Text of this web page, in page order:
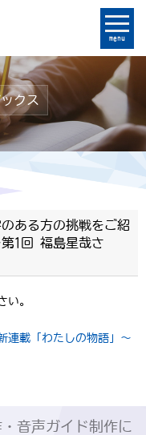
menu
クス
ある方の挑戦をご紹
1回 福島星哉さ
い。
連載「わたしの物語」〜
音声ガイド制作に